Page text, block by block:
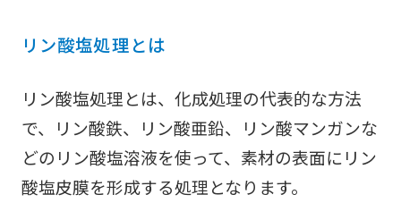
monoduku/製造業向け情報メディア
リン酸塩処理とは
リン酸塩処理とは、化成処理の代表的な方法
で、リン酸鉄、リン酸亜鉛、リン酸マンガンな
どのリン酸塩溶液を使って、素材の表面にリン
酸塩皮膜を形成する処理となります。